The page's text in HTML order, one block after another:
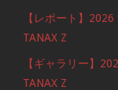
【レポート】
TANAX Z
【ギャラリー】
TANAX Z